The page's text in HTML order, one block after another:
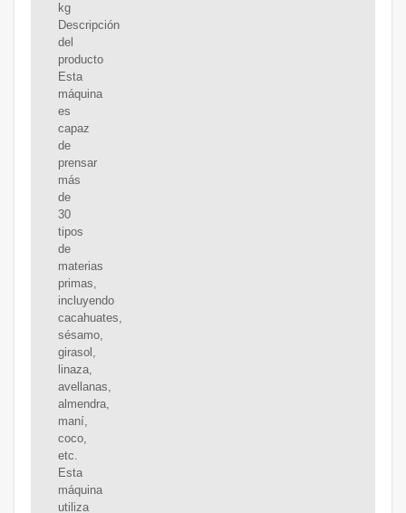
kg
Descripción
del
producto
Esta
máquina
es
capaz
de
prensar
más
de
30
tipos
de
materias
primas,
incluyendo
cacahuates,
sésamo,
girasol,
linaza,
avellanas,
almendra,
maní,
coco,
etc.
Esta
máquina
utiliza